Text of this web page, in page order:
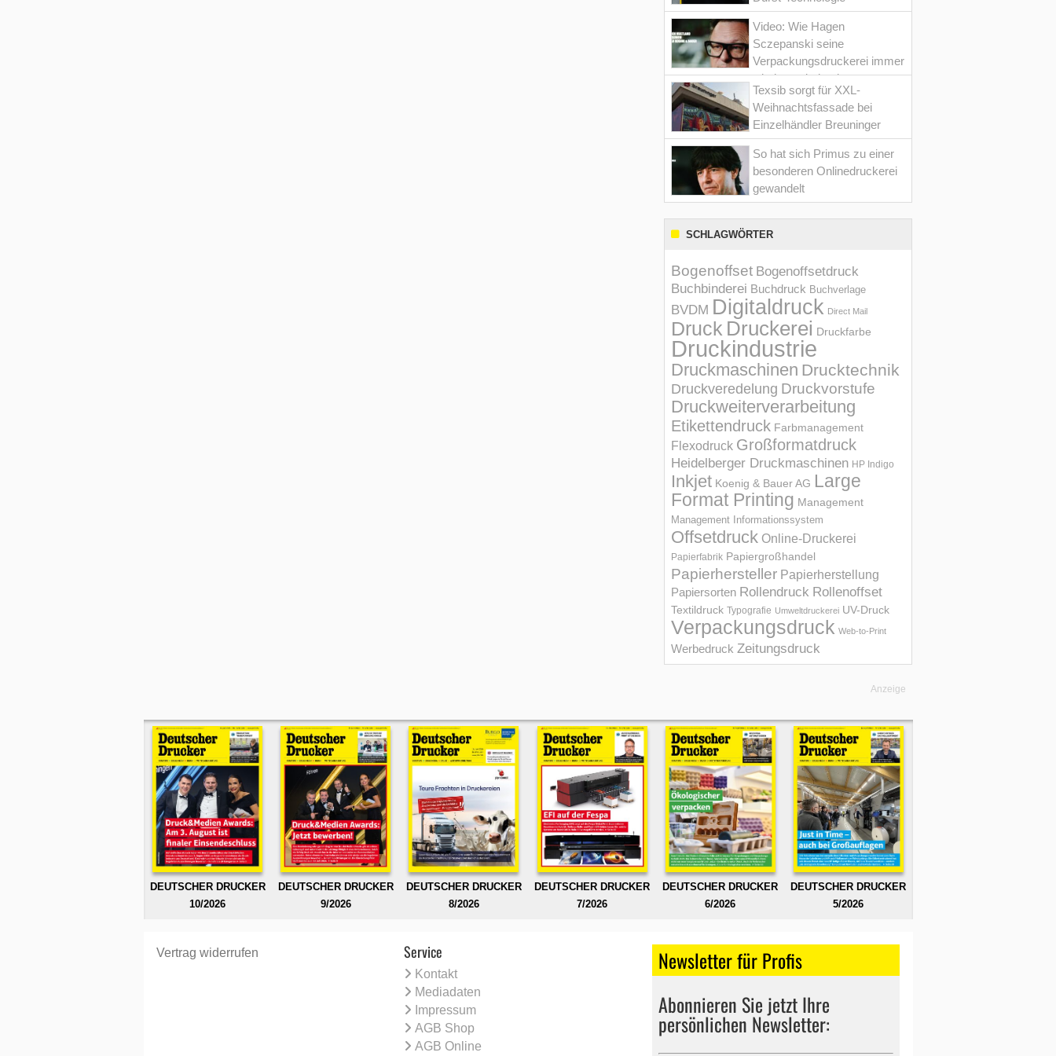
Video: Wie Hagen
Sczepanski seine
Verpackungsdruckerei immer
wieder optimiert hat
Texsib sorgt für XXL-
Weihnachtsfassade bei
Einzelhändler Breuninger
So hat sich Primus zu einer
besonderen Onlinedruckerei
gewandelt
SCHLAGWÖRTER
Bogenoffset Bogenoffsetdruck
Buchbinderei Buchdruck Buchverlage
BVDM Digitaldruck Direct Mail
Druck Druckerei Druckfarbe
Druckindustrie
Druckmaschinen Drucktechnik
Druckveredelung Druckvorstufe
Druckweiterverarbeitung
Etikettendruck Farbmanagement
Flexodruck Großformatdruck
Heidelberger Druckmaschinen HP Indigo
Inkjet Koenig & Bauer AG Large
Format Printing Management
Management Informations­system
Offsetdruck Online-Druckerei
Papierfabrik Papiergroßhandel
Papierhersteller Papierherstellung
Papiersorten Rollendruck Rollenoffset
Textildruck Typografie Umweltdruckerei UV-Druck
Verpackungsdruck Web-to-Print
Werbedruck Zeitungsdruck
Anzeige
DEUTSCHER DRUCKER
10/2026
DEUTSCHER DRUCKER
9/2026
DEUTSCHER DRUCKER
8/2026
DEUTSCHER DRUCKER
7/2026
DEUTSCHER DRUCKER
6/2026
DEUTSCHER DRUCKER
5/2026
Vertrag widerrufen Service
Kontakt
Mediadaten
Impressum
AGB Shop
AGB Online
Newsletter für Profis
Abonnieren Sie jetzt Ihre
persönlichen Newsletter: